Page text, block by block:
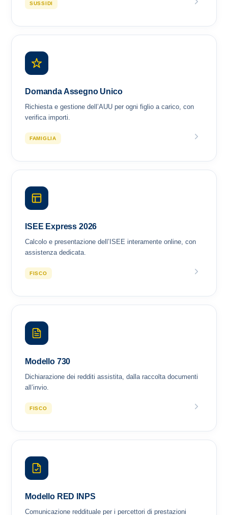
SUSSIDI
Domanda Assegno Unico
Richiesta e gestione dell’AUU per ogni figlio a carico, con
verifica importi.
FAMIGLIA
ISEE Express 2026
Calcolo e presentazione dell’ISEE interamente online, con
assistenza dedicata.
FISCO
Modello 730
Dichiarazione dei redditi assistita, dalla raccolta documenti
all’invio.
FISCO
Modello RED INPS
Comunicazione reddituale per i percettori di prestazioni